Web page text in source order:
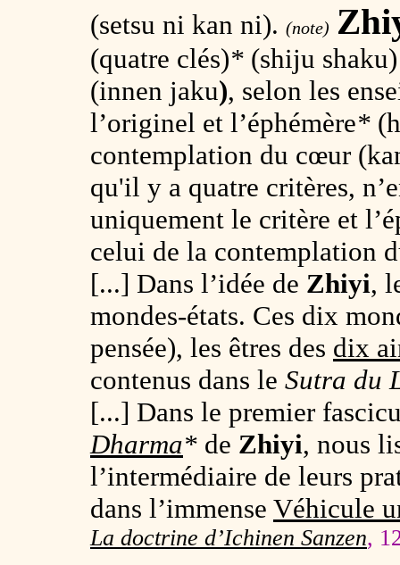
(setsu ni kan ni). (note)
(quatre clés)* (shiju
(innen jaku), selon les
l’originel et l’éphémère*
contemplation du cœur
qu'il y a quatre critères,
uniquement le critère et
celui de la contemplation
[...] Dans l’idée de Zhiyi,
mondes-états. Ces dix
pensée), les êtres des dix
contenus dans le Sutra du
[...] Dans le premier
Dharma* de Zhiyi, nous
l’intermédiaire de leurs
dans l’immense Véhicule
La doctrine d’Ichinen Sanzen,